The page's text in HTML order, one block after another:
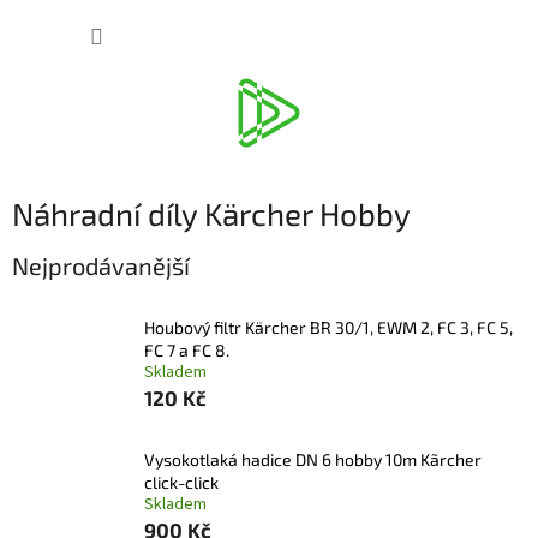
Náhradní díly Kärcher Hobby
Nejprodávanější
Houbový filtr Kärcher BR 30/1, EWM 2, FC 3, FC 5,
FC 7 a FC 8.
Skladem
120 Kč
Vysokotlaká hadice DN 6 hobby 10m Kãrcher
click-click
Skladem
900 Kč